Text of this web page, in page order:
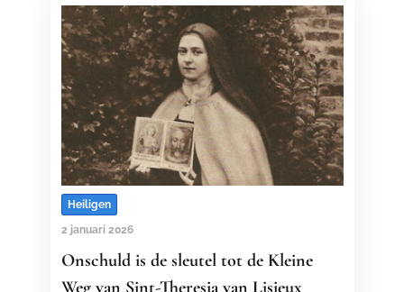
Heiligen
2 januari 2026
Onschuld is de sleutel tot de Kleine
Weg van Sint-Theresia van Lisieux